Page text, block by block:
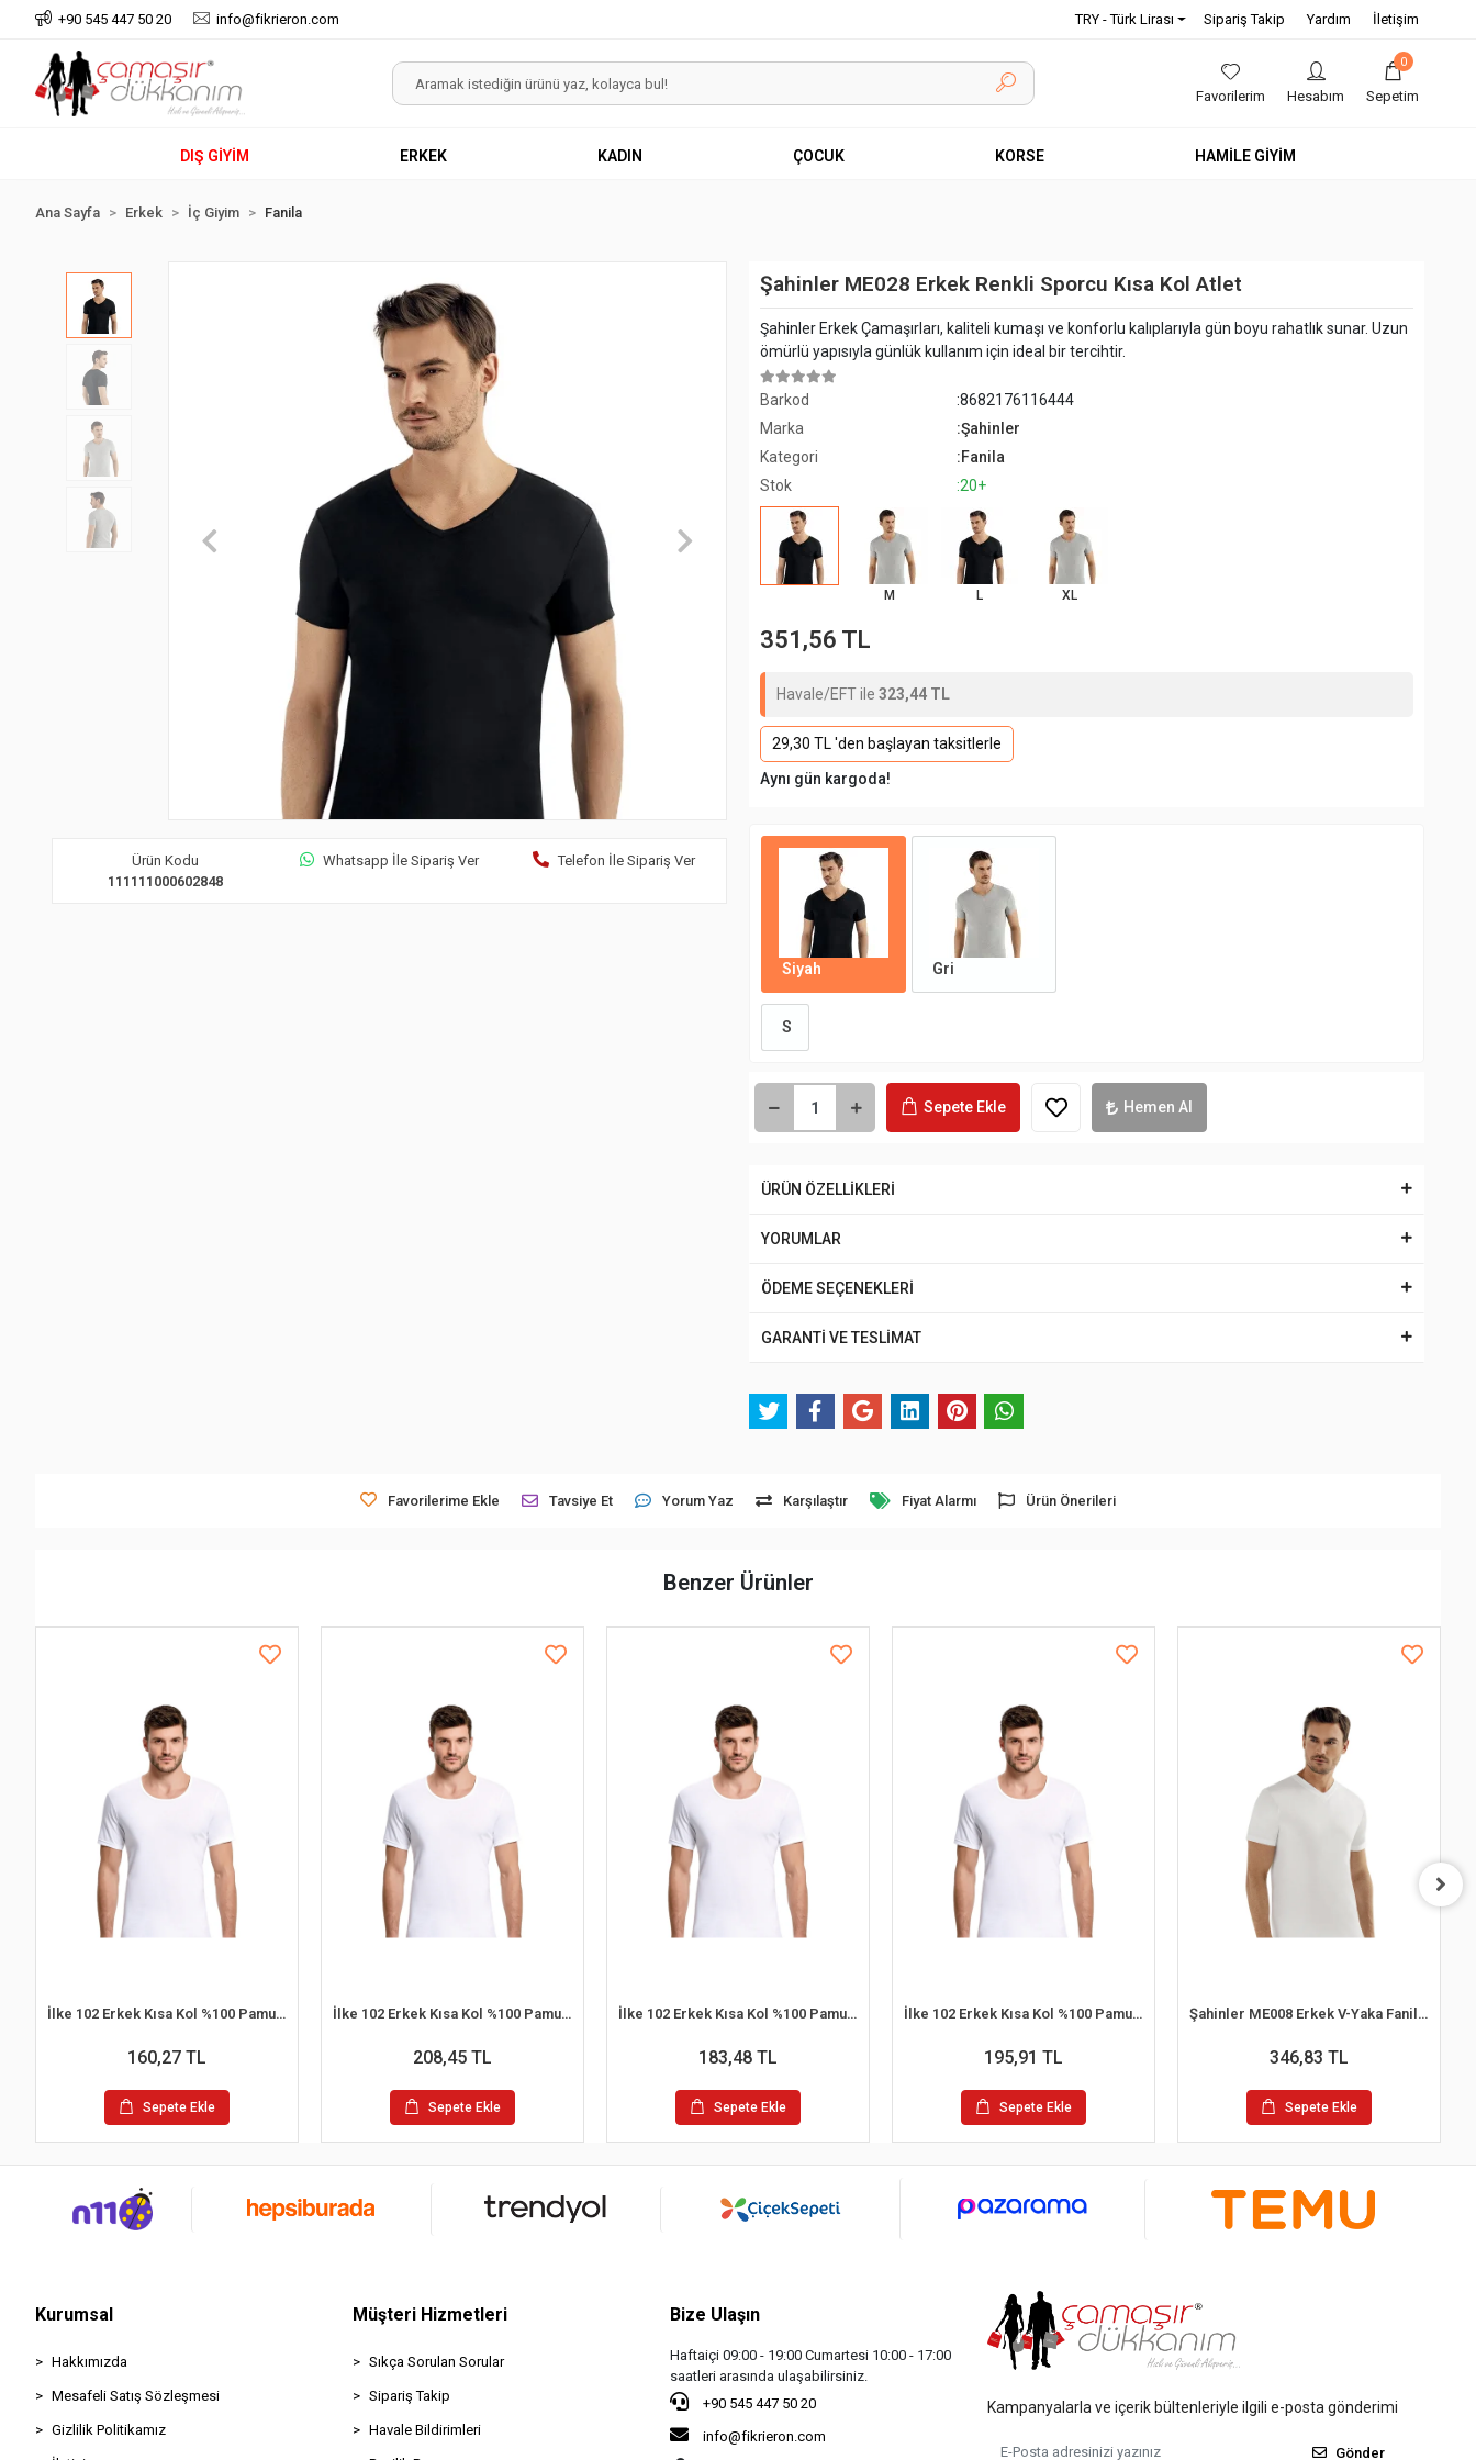
+90 545 447 50 20 info@fikrieron.com TRY - Türk Lirası Sipariş Takip Yardım İletişim
Favorilerim Hesabım
0
Sepetim
DIŞ GİYİM ERKEK KADIN ÇOCUK KORSE HAMİLE GİYİM
Ana Sayfa Erkek İç Giyim Fanila
Ürün Kodu
111111000602848
Whatsapp İle Sipariş Ver Telefon İle Sipariş Ver
Şahinler ME028 Erkek Renkli Sporcu Kısa Kol Atlet
Şahinler Erkek Çamaşırları, kaliteli kumaşı ve konforlu kalıplarıyla gün boyu rahatlık sunar. Uzun
ömürlü yapısıyla günlük kullanım için ideal bir tercihtir.
Barkod
:8682176116444
Marka
:Şahinler
Kategori
:Fanila
Stok
:20+
M L XL
351,56 TL
Havale/EFT ile 323,44 TL
29,30 TL 'den başlayan taksitlerle
Aynı gün kargoda!
Siyah Gri
S
Sepete Ekle Hemen Al
ÜRÜN ÖZELLİKLERİ
YORUMLAR
ÖDEME SEÇENEKLERİ
GARANTİ VE TESLİMAT
Favorilerime Ekle Tavsiye Et Yorum Yaz Karşılaştır Fiyat Alarmı Ürün Önerileri
Benzer Ürünler
İlke 102 Erkek Kısa Kol %100 Pamuk Atlet
160,27 TL
Sepete Ekle
İlke 102 Erkek Kısa Kol %100 Pamuk Atlet XL
208,45 TL
Sepete Ekle
İlke 102 Erkek Kısa Kol %100 Pamuk Atlet M
183,48 TL
Sepete Ekle
İlke 102 Erkek Kısa Kol %100 Pamuk Atlet L
195,91 TL
Sepete Ekle
Şahinler ME008 Erkek V-Yaka Fanila No:56 (XL)
346,83 TL
Sepete Ekle
Kurumsal
Hakkımızda
Mesafeli Satış Sözleşmesi
Gizlilik Politikamız
Müşteri Hizmetleri
Sıkça Sorulan Sorular
Sipariş Takip
Havale Bildirimleri
Bize Ulaşın
Haftaiçi 09:00 - 19:00 Cumartesi 10:00 - 17:00
saatleri arasında ulaşabilirsiniz.
+90 545 447 50 20
info@fikrieron.com
Kampanyalarla ve içerik bültenleriyle ilgili e-posta gönderimi
Gönder